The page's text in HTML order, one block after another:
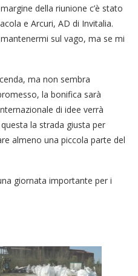
della riunione c’è stato
e Arcuri, AD di Invitalia.
sul vago, ma se mi
ma non sembra
la bonifica sarà
di idee verrà
la strada giusta per
almeno una piccola parte del
giornata importante per i